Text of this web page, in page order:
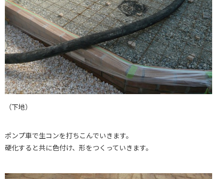
（下地）
ポンプ車で生コンを打ちこんでいきます。
硬化すると共に色付け、形をつくっていきます。